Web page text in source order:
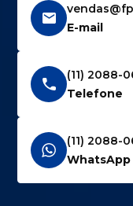
E-mail
(11) 2088-
Telefone
(11) 2088-
WhatsApp